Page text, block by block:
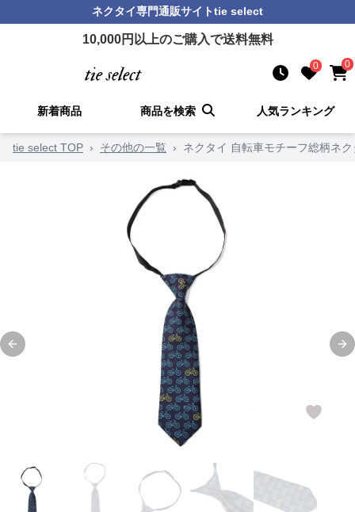
ネクタイ専門通販サイトtie select
10,000円以上のご購入で送料無料
0 0
新着商品 商品を検索 人気ランキング
tie select TOP › その他の一覧 › ネクタイ 自転車モチーフ総柄ネ
Previous slide